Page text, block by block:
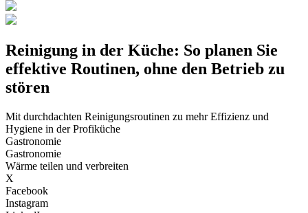
Reinigung in der Küche: So planen Sie
effektive Routinen, ohne den Betrieb zu
stören
Mit durchdachten Reinigungsroutinen zu mehr Effizienz und
Hygiene in der Profiküche
Gastronomie
Gastronomie
Wärme teilen und verbreiten
X
Facebook
Instagram